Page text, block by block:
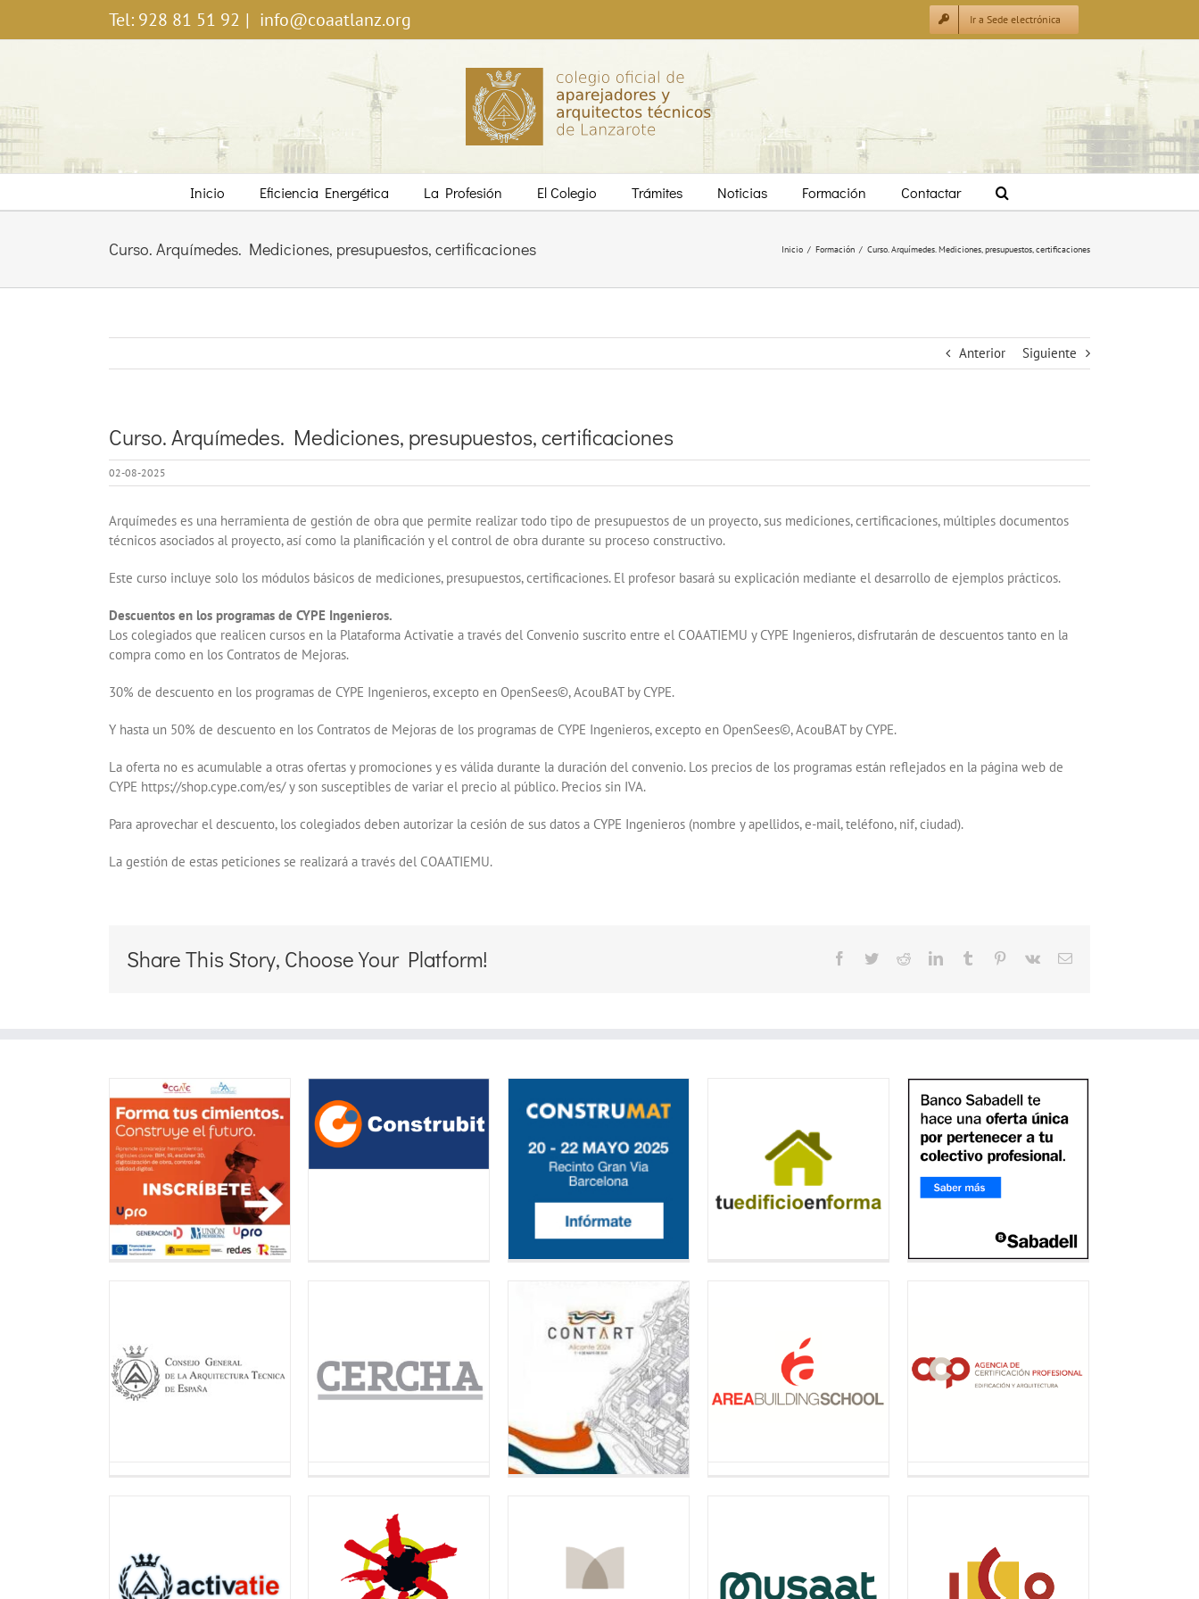
Tel: 928 81 51 92 | info@coaatlanz.org Ir a Sede electrónica
Inicio Eficiencia Energética La Profesión El Colegio Trámites Noticias Formación Contactar
Curso. Arquímedes. Mediciones, presupuestos, certificaciones Inicio / Formación / Curso. Arquímedes. Mediciones, presupuestos, certificaciones
Anterior Siguiente
Curso. Arquímedes. Mediciones, presupuestos, certificaciones
02-08-2025
Arquímedes es una herramienta de gestión de obra que permite realizar todo tipo de presupuestos de un proyecto, sus mediciones, certificaciones, múltiples documentos
técnicos asociados al proyecto, así como la planificación y el control de obra durante su proceso constructivo.
Este curso incluye solo los módulos básicos de mediciones, presupuestos, certificaciones. El profesor basará su explicación mediante el desarrollo de ejemplos prácticos.
Descuentos en los programas de CYPE Ingenieros.
Los colegiados que realicen cursos en la Plataforma Activatie a través del Convenio suscrito entre el COAATIEMU y CYPE Ingenieros, disfrutarán de descuentos tanto en la
compra como en los Contratos de Mejoras.
30% de descuento en los programas de CYPE Ingenieros, excepto en OpenSees©, AcouBAT by CYPE.
Y hasta un 50% de descuento en los Contratos de Mejoras de los programas de CYPE Ingenieros, excepto en OpenSees©, AcouBAT by CYPE.
La oferta no es acumulable a otras ofertas y promociones y es válida durante la duración del convenio. Los precios de los programas están reflejados en la página web de
CYPE https://shop.cype.com/es/ y son susceptibles de variar el precio al público. Precios sin IVA.
Para aprovechar el descuento, los colegiados deben autorizar la cesión de sus datos a CYPE Ingenieros (nombre y apellidos, e-mail, teléfono, nif, ciudad).
La gestión de estas peticiones se realizará a través del COAATIEMU.
Share This Story, Choose Your Platform! Facebook
TwitterRedditLinkedInTumblr Pinterest
Vk
Correo